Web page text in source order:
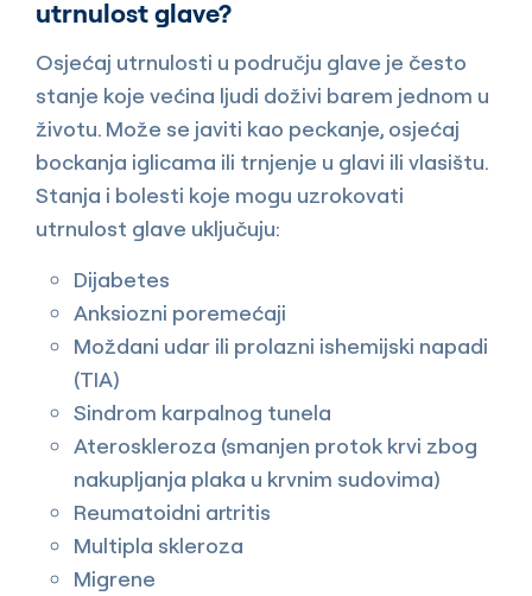
utrnulost glave?
Osjećaj utrnulosti u području glave je često
stanje koje većina ljudi doživi barem jednom u
životu. Može se javiti kao peckanje, osjećaj
bockanja iglicama ili trnjenje u glavi ili vlasištu.
Stanja i bolesti koje mogu uzrokovati
utrnulost glave uključuju:
Dijabetes
Anksiozni poremećaji
Moždani udar ili prolazni ishemijski napadi
(TIA)
Sindrom karpalnog tunela
Ateroskleroza (smanjen protok krvi zbog
nakupljanja plaka u krvnim sudovima)
Reumatoidni artritis
Multipla skleroza
Migrene